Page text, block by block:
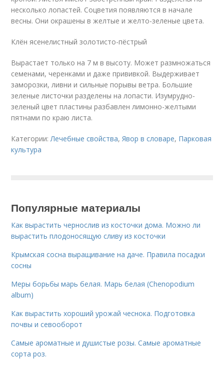
несколько лопастей. Соцветия появляются в начале
весны. Они окрашены в желтые и желто-зеленые цвета.
Клён ясенелистный золотисто-пёстрый
Вырастает только на 7 м в высоту. Может размножаться
семенами, черенками и даже прививкой. Выдерживает
заморозки, ливни и сильные порывы ветра. Большие
зеленые листочки разделены на лопасти. Изумрудно-
зеленый цвет пластины разбавлен лимонно-желтыми
пятнами по краю листа.
Категории:Лечебные свойства,Явор в словаре, Парковая
культура
Популярные материалы
Как вырастить чернослив из косточки дома. Можно ли
вырастить плодоносящую сливу из косточки
Крымская сосна выращивание на даче. Правила посадки
сосны
Меры борьбы марь белая. Марь белая (Chenopodium
album)
Как вырастить хороший урожай чеснока. Подготовка
почвы и севооборот
Самые ароматные и душистые розы. Самые ароматные
сорта роз.